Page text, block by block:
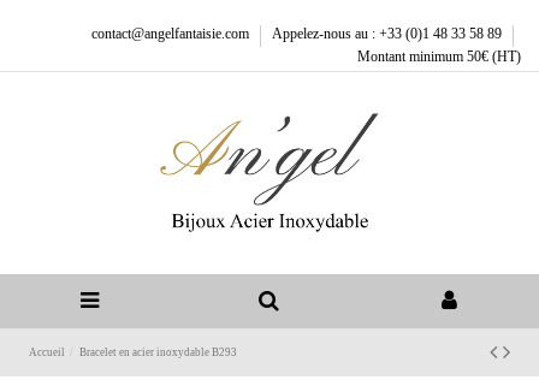
contact@angelfantaisie.com
Appelez-nous au : +33 (0)1 48 33 58 89
Montant minimum 50€ (HT)
Accueil Bracelet en acier inoxydable B293